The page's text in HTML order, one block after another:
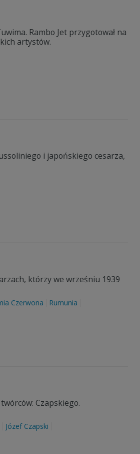
Rambo Jet przygotował na
artystów.
i japońskiego cesarza,
którzy we wrześniu 1939
Czerwona Rumunia
Czapskiego.
Józef Czapski